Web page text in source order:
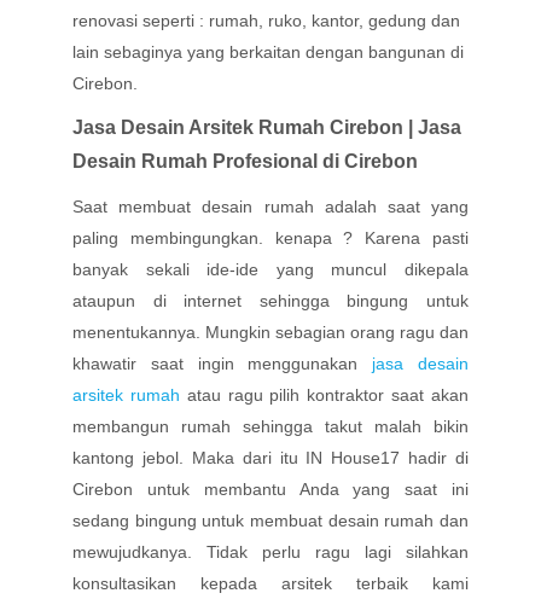
renovasi seperti : rumah, ruko, kantor, gedung dan
lain sebaginya yang berkaitan dengan bangunan di
Cirebon.
Jasa Desain Arsitek Rumah Cirebon | Jasa
Desain Rumah Profesional di Cirebon
Saat membuat desain rumah adalah saat yang
paling membingungkan. kenapa ? Karena pasti
banyak sekali ide-ide yang muncul dikepala
ataupun di internet sehingga bingung untuk
menentukannya. Mungkin sebagian orang ragu dan
khawatir saat ingin menggunakan jasa desain
arsitek rumah atau ragu pilih kontraktor saat akan
membangun rumah sehingga takut malah bikin
kantong jebol. Maka dari itu IN House17 hadir di
Cirebon untuk membantu Anda yang saat ini
sedang bingung untuk membuat desain rumah dan
mewujudkanya. Tidak perlu ragu lagi silahkan
konsultasikan kepada arsitek terbaik kami